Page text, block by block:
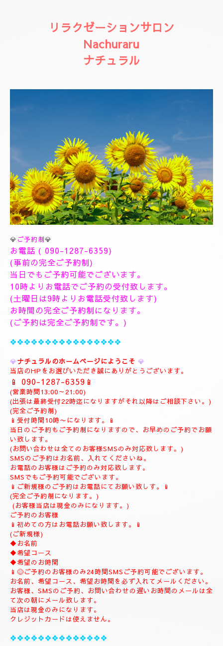
リラクゼーションサロン
Nachuraru
ナチュラル
💎ご予約制💎
お電話 ( 090-1287-6359
(事前の完全ご予約制)
当日でもご予約可能でございます。
10時よりお電話でご予約の受付致します。
(土曜日は9時よりお電話受付致します)
お時間の完全ご予約制になります。
(ご予約は完全ご予約制です。)
❖❖❖❖❖❖❖❖❖❖❖❖❖❖❖❖
💎ナチュラルのホームページにようこそ
当店のHPをお選びいただき誠にありがとうございます。
📱090-1287-6359
(営業時間13:00～21:00)
(出張は最終受付22時迄になりますがそれ以降はご相談下さい。)
(完全ご予約制)
📱受付時間10時〜になります。📱
当日のご予約もご予約制になりますので、お早めのご予約でお願
い致します。
(お問い合わせは全てのお客様SMSのみ対応致します。)
SMSのご予約はお名前、入れてくださいね。
お電話のお客様はご予約のみ対応致します。
SMSでもご予約可能でございます。
📱ご新規様のご予約はお電話にてお願い致しす。📱
(お客様当店は現金のみになります。)